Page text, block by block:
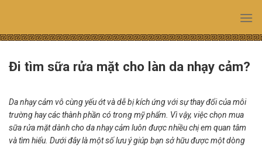
content
Đi tìm sữa rửa mặt cho làn da nhạy cảm?
Da nhạy cảm vô cùng yếu ớt và dễ bị kích ứng với sự thay đổi của môi
trường hay các thành phần có trong mỹ phẩm. Vì vậy, việc chọn mua
sữa rửa mặt dành cho da nhạy cảm luôn được nhiều chị em quan tâm
và tìm hiểu. Dưới đây là một số lưu ý giúp bạn sở hữu được một dòng